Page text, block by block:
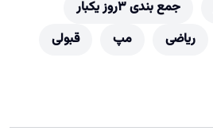
جمع بندی ۳روز یکبار
ریاضی مپ
قبولی